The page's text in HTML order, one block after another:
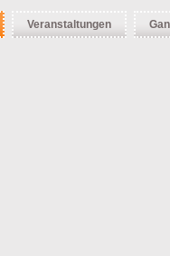
Veranstaltungen